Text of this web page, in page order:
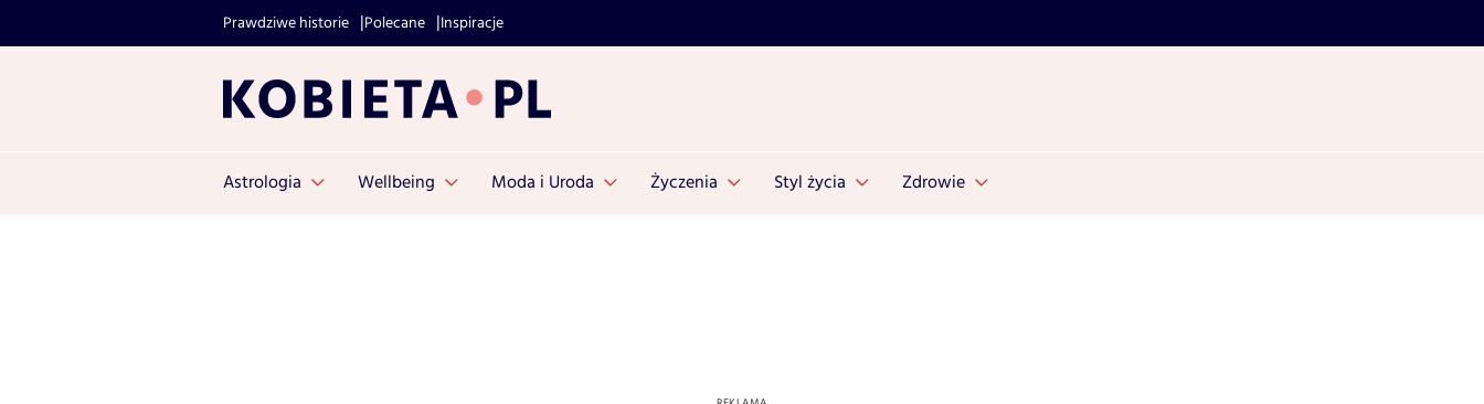
Prawdziwe historie Polecane Inspiracje
Astrologia Wellbeing Moda i Uroda Życzenia Styl życia Zdrowie